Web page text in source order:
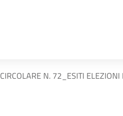
CIRCOLARE N. 72_ESITI